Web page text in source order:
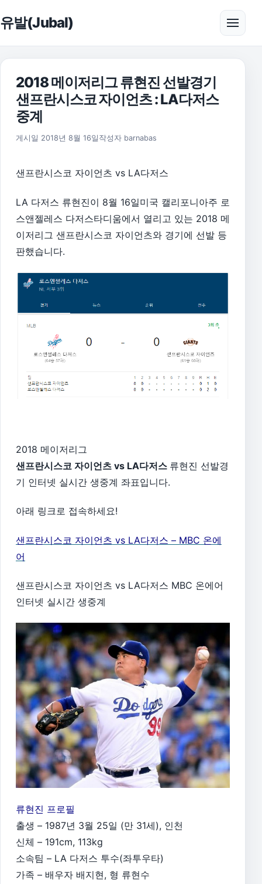
유발(Jubal) 메뉴
2018 메이저리그 류현진 선발경기
샌프란시스코 자이언츠 : LA다저스
중계
게시일 2018년 8월 16일 2018년 8월 30일
작성자 barnabas
샌프란시스코 자이언츠 vs LA다저스
LA 다저스 류현진이 8월 16일미국 캘리포니아주 로
스앤젤레스 다저스타디움에서 열리고 있는 2018 메
이저리그 샌프란시스코 자이언츠와 경기에 선발 등
판했습니다.
2018 메이저리그
샌프란시스코 자이언츠 vs LA다저스 류현진 선발경
기 인터넷 실시간 생중계 좌표입니다.
아래 링크로 접속하세요!
샌프란시스코 자이언츠 vs LA다저스 – MBC 온에
어
샌프란시스코 자이언츠 vs LA다저스 MBC 온에어
인터넷 실시간 생중계
류현진 프로필
출생 – 1987년 3월 25일 (만 31세), 인천
신체 – 191cm, 113kg
소속팀 – LA 다저스 투수(좌투우타)
가족 – 배우자 배지현, 형 류현수